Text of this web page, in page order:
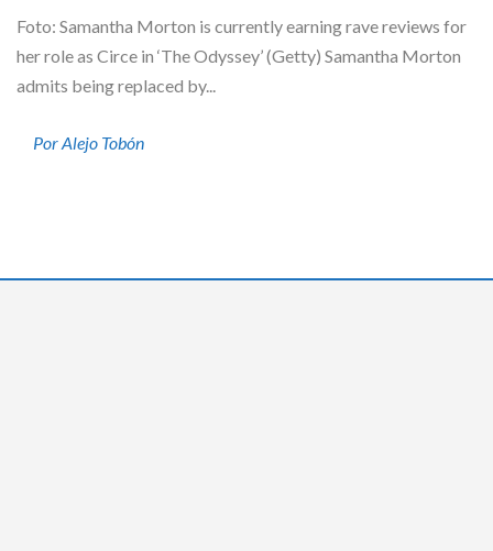
Foto: Samantha Morton is currently earning rave reviews for
her role as Circe in ‘The Odyssey’ (Getty) Samantha Morton
admits being replaced by...
Por Alejo Tobón